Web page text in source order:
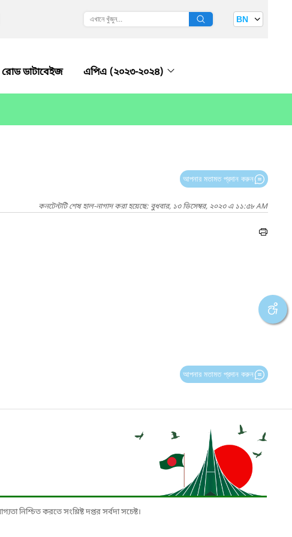
BN
রোড ডাটাবেইজ এপিএ (২০২৩-২০২৪)
আপনার মতামত প্রদান করুন
কনটেন্টটি শেষ হাল-নাগাদ করা হয়েছে: বুধবার, ১৩ ডিসেম্বর, ২০২৩ এ ১১:৫৮ AM
আপনার মতামত প্রদান করুন
নিশ্চিত করতে সংশ্লিষ্ট দপ্তর সর্বদা সচেষ্ট।